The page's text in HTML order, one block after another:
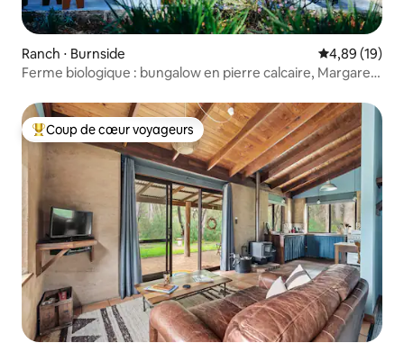
Ranch ⋅ Burnside Évaluation
4,89 (19)
Ferme biologique : bungalow en pierre calcaire, Margaret
Coups de cœur voyageurs les plus appréciés
Coup de cœur voyageurs